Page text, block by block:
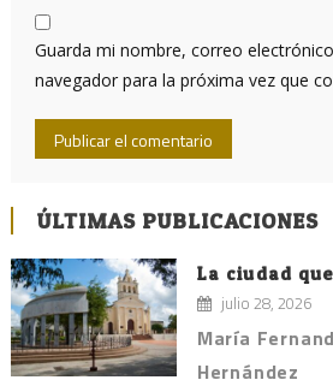
Guarda mi nombre, correo
navegador para la próxima vez que
ÚLTIMAS PUBLICACIONES
La ciudad
julio 28, 2026
María
Hernández